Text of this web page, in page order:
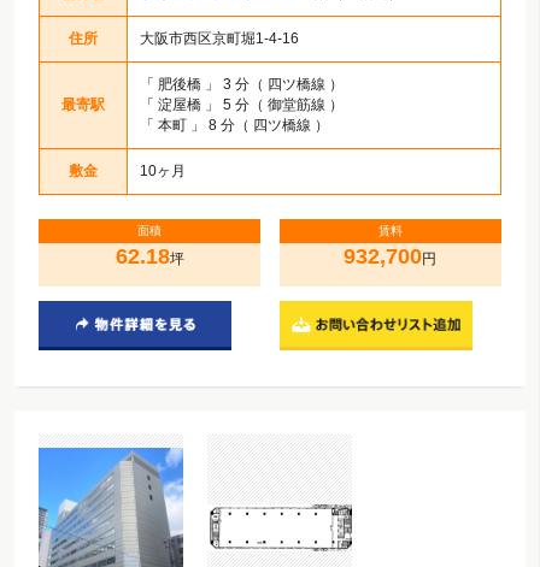
住所 大阪市西区京町堀1-4-16
最寄駅
「 肥後橋 」 3 分（ 四ツ橋線 ）
「 淀屋橋 」 5 分（ 御堂筋線 ）
「 本町 」 8 分（ 四ツ橋線 ）
敷金 10ヶ月
面積
62.18坪
賃料
932,700円